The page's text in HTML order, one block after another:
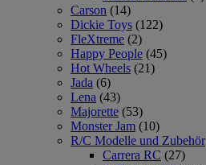
Carson (14)
Dickie Toys (122)
FleXtreme (2)
Happy People (45)
Hot Wheels (21)
Jada (6)
Lena (43)
Majorette (53)
Monster Jam (10)
R/C Modelle und Zubehör
Carrera RC (27)